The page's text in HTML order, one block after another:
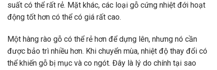
suất có thể rất rẻ. Mặt khác, các loại gỗ cứng nhiệt đới hoạt
động tốt hơn có thể có giá rất cao.
Một hàng rào gỗ có thể rẻ hơn để dựng lên, nhưng nó cần
được bảo trì nhiều hơn. Khi chuyển mùa, nhiệt độ thay đổi có
thể khiến gỗ bị mục và co ngót. Đây là lý do chính tại sao